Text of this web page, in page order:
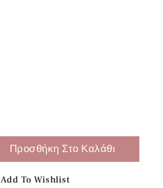
Προσθήκη Στο Καλάθι
Add To Wishlist